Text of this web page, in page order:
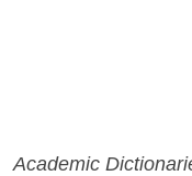
Academic